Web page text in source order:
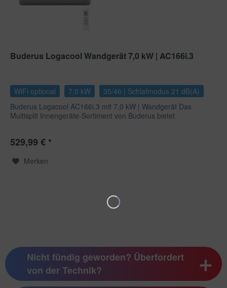
Buderus Logacool Wandgerät 7,0 kW | AC166i.3
WiFi optional 7,0 kW
35/46 | Schlafmodus 21 dB(A)
Buderus Logacool AC166i.3 mit 7,0 kW | Wandgerät Das
Multisplit Innengeräte-Sortiment von Buderus bietet
529,99 € *
Merken
Nicht fündig geworden? Überfordert
von der Technik?